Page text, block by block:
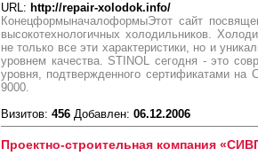
URL: http://repair-xolodok.info/
КонецформыначалоформыЭтот сайт
высокотехнологичных холодильников.
не только все эти характеристики, но и
уровнем качества. STINOL сегодня - это
уровня, подтвержденного сертификатами на
9000.
Визитов: 456 Добавлен: 06.12.2006
Проектно-строительная компания